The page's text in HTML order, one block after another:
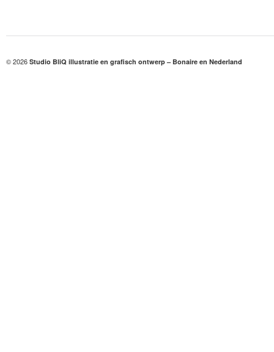
© 2026 Studio BliQ illustratie en grafisch ontwerp – Bonaire en Nederland